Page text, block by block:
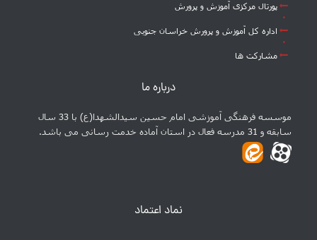
پورتال مرکزی آموزش و پرورش
اداره کل آموزش و پرورش خراسان جنوبی
مشارکت ها
درباره ما
موسسه فرهنگی آموزشی امام حسین سیدالشهدا(ع) با 33 سال
سابقه و 31 مدرسه فعال در استان آماده خدمت رسانی می باشد.
نماد اعتماد